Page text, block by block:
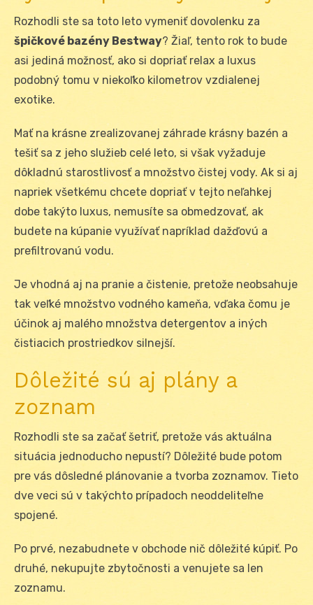
Rozhodli ste sa toto leto vymeniť dovolenku za
špičkové bazény Bestway? Žiaľ, tento rok to bude
asi jediná možnosť, ako si dopriať relax a luxus
podobný tomu v niekoľko kilometrov vzdialenej
exotike.
Mať na krásne zrealizovanej záhrade krásny bazén a
tešiť sa z jeho služieb celé leto, si však vyžaduje
dôkladnú starostlivosť a množstvo čistej vody. Ak si aj
napriek všetkému chcete dopriať v tejto neľahkej
dobe takýto luxus, nemusíte sa obmedzovať, ak
budete na kúpanie využívať napríklad dažďovú a
prefiltrovanú vodu.
Je vhodná aj na pranie a čistenie, pretože neobsahuje
tak veľké množstvo vodného kameňa, vďaka čomu je
účinok aj malého množstva detergentov a iných
čistiacich prostriedkov silnejší.
Dôležité sú aj plány a
zoznam
Rozhodli ste sa začať šetriť, pretože vás aktuálna
situácia jednoducho nepustí? Dôležité bude potom
pre vás dôsledné plánovanie a tvorba zoznamov. Tieto
dve veci sú v takýchto prípadoch neoddeliteľne
spojené.
Po prvé, nezabudnete v obchode nič dôležité kúpiť. Po
druhé, nekupujte zbytočnosti a venujete sa len
zoznamu.